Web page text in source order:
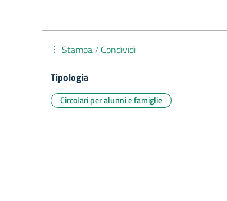
Stampa / Condividi
Tipologia
Circolari per alunni e famiglie